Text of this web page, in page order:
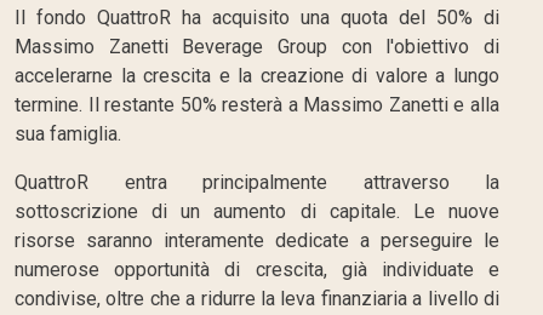
Il fondo QuattroR ha acquisito una quota del 50% di
Massimo Zanetti Beverage Group con l'obiettivo di
accelerarne la crescita e la creazione di valore a lungo
termine. Il restante 50% resterà a Massimo Zanetti e alla
sua famiglia.
QuattroR entra principalmente attraverso la
sottoscrizione di un aumento di capitale. Le nuove
risorse saranno interamente dedicate a perseguire le
numerose opportunità di crescita, già individuate e
condivise, oltre che a ridurre la leva finanziaria a livello di